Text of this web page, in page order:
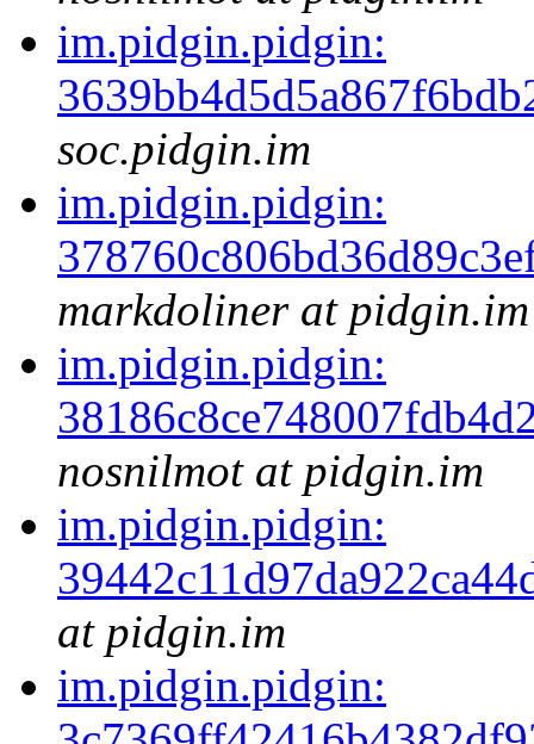
im.pidgin.pidgin:
soc.pidgin.im
im.pidgin.pidgin:
markdoliner at pidgin.im
im.pidgin.pidgin:
nosnilmot at pidgin.im
im.pidgin.pidgin:
at pidgin.im
im.pidgin.pidgin: